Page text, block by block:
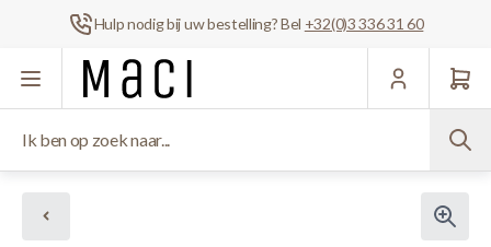
Hulp nodig bij uw bestelling? Bel +32(0)3 336 31 60
Ga naar de inhoud